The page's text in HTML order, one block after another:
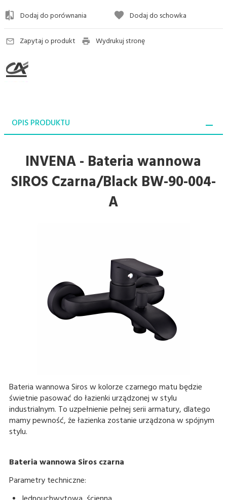
Dodaj do porównania Dodaj do schowka
Zapytaj o produkt Wydrukuj stronę
OPIS PRODUKTU
INVENA - Bateria wannowa
SIROS Czarna/Black BW-90-004-
A
Bateria wannowa Siros w kolorze czarnego matu będzie
świetnie pasować do łazienki urządzonej w stylu
industrialnym. To uzpełnienie pełnej serii armatury, dlatego
mamy pewność, że łazienka zostanie urządzona w spójnym
stylu.
Bateria wannowa Siros czarna
Parametry techniczne: